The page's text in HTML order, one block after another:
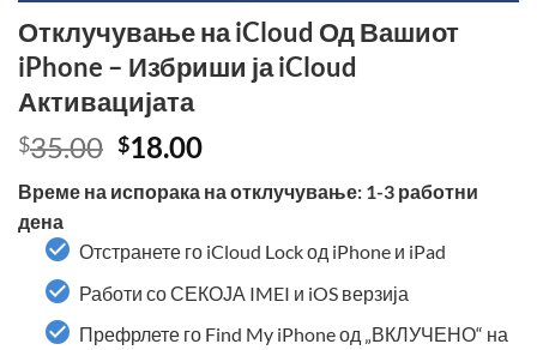
Отклучување на iCloud Од Вашиот
iPhone – Избриши ја iCloud
Активацијата
$35.00 Original
was:
$18.00Current
is:
Време на испорака на отклучување: 1-3 работни
дена
Отстранете го iCloud Lock од iPhone и iPad
Работи со СЕКОЈА IMEI и iOS верзија
Префрлете го Find My iPhone од „ВКЛУЧЕНО“ на